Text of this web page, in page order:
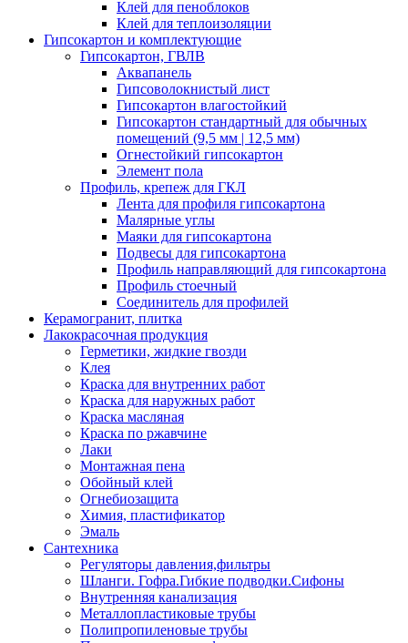
Клей для пеноблоков
Клей для теплоизоляции
Гипсокартон и комплектующие
Гипсокартон, ГВЛВ
Аквапанель
Гипсоволокнистый лист
Гипсокартон влагостойкий
Гипсокартон стандартный для обычных
помещений (9,5 мм | 12,5 мм)
Огнестойкий гипсокартон
Элемент пола
Профиль, крепеж для ГКЛ
Лента для профиля гипсокартона
Малярные углы
Маяки для гипсокартона
Подвесы для гипсокартона
Профиль направляющий для гипсокартона
Профиль стоечный
Соединитель для профилей
Керамогранит, плитка
Лакокрасочная продукция
Герметики, жидкие гвозди
Клея
Краска для внутренних работ
Краска для наружных работ
Краска масляная
Краска по ржавчине
Лаки
Монтажная пена
Обойный клей
Огнебиозащита
Химия, пластификатор
Эмаль
Сантехника
Регуляторы давления,фильтры
Шланги. Гофра.Гибкие подводки.Сифоны
Внутренняя канализация
Металлопластиковые трубы
Полипропиленовые трубы